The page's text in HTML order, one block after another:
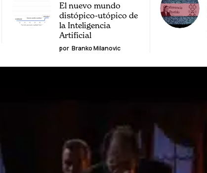
El nuevo mundo
distópico-utópico de
la Inteligencia
Artificial
por Branko Milanovic